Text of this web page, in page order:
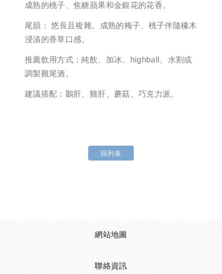
成熟的桃子、焦糖蘋果和金銀花的花香。
尾韻： 悠長且複雜。成熟的梅子、桃子伴隨橡木
浸漬的香草口感。
推薦飲用方式：純飲、加冰、highball、水割或
調製雞尾酒。
建議搭配：鵝肝、雞肝、蘑菇、巧克力派。
回列表
網站地圖
聯絡資訊